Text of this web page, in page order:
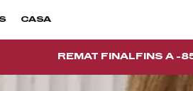
CASA
REMAT FINAL FINS A -